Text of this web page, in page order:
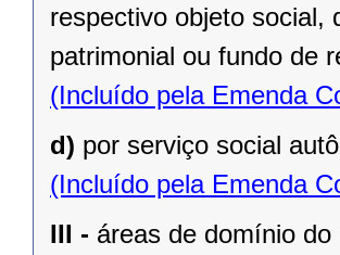
respectivo objeto social,
patrimonial ou fundo de
(Incluído pela Emenda
d) por serviço social
(Incluído pela Emenda
III - áreas de domínio